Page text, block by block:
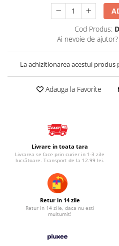
Micul explorator
Pictura, modelaj si accesorii
Tarcuri si corturi
Tarc joaca copii
Tarc joaca bebe
Cod Produs:
Ai nevoie de ajutor?
La achizitionarea acestui produs
Adauga la Favorite
Livrare in toata tara
Livrarea se face prin curier in 1-3 zile
lucrătoare. Transport de la 12.99 lei.
Retur in 14 zile
Retur in 14 zile, daca nu esti
multumit!